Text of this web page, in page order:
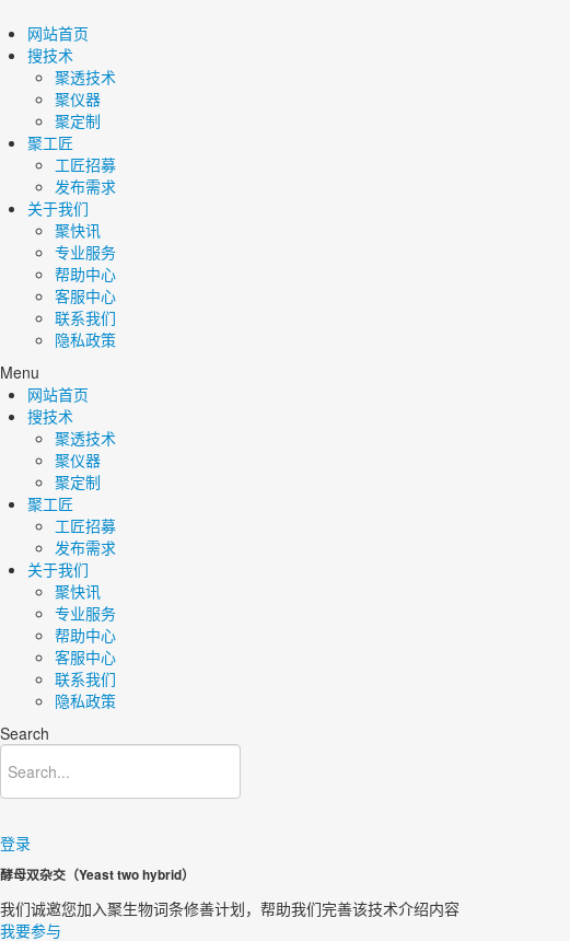
网站首页
搜技术
聚透技术
聚仪器
聚定制
聚工匠
工匠招募
发布需求
关于我们
聚快讯
专业服务
帮助中心
客服中心
联系我们
隐私政策
Menu
网站首页
搜技术
聚透技术
聚仪器
聚定制
聚工匠
工匠招募
发布需求
关于我们
聚快讯
专业服务
帮助中心
客服中心
联系我们
隐私政策
Search
登录
酵母双杂交（Yeast two hybrid）
我们诚邀您加入聚生物词条修善计划，帮助我们完善该技术介绍内容​
我要参与